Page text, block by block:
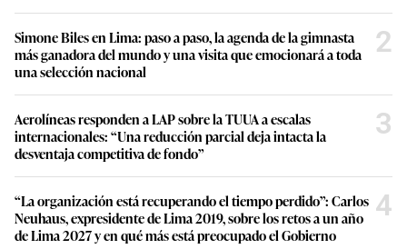
Simone Biles en Lima: paso a paso, la agenda de la gimnasta
más ganadora del mundo y una visita que emocionará a toda
una selección nacional
2
Aerolíneas responden a LAP sobre la TUUA a escalas
internacionales: “Una reducción parcial deja intacta la
desventaja competitiva de fondo”
3
“La organización está recuperando el tiempo perdido”: Carlos
Neuhaus, expresidente de Lima 2019, sobre los retos a un año
de Lima 2027 y en qué más está preocupado el Gobierno
4